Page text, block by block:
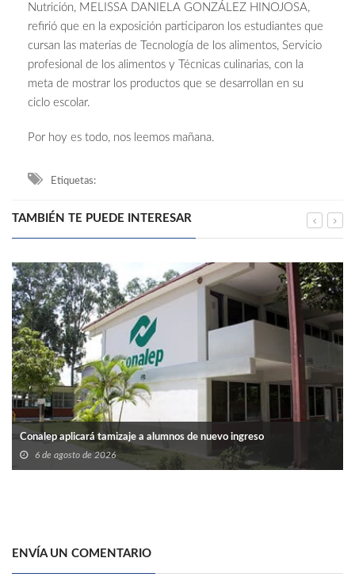
Nutrición, MELISSA DANIELA GONZÁLEZ HINOJOSA,
refirió que en la exposición participaron los estudiantes que
cursan las materias de Tecnología de los alimentos, Servicio
profesional de los alimentos y Técnicas culinarias, con la
meta de mostrar los productos que se desarrollan en su
ciclo escolar.
Por hoy es todo, nos leemos mañana.
Etiquetas:
TAMBIÉN TE PUEDE INTERESAR
Conalep aplicará tamizaje a alumnos de nuevo ingreso
6 de agosto de 2026
ENVÍA UN COMENTARIO